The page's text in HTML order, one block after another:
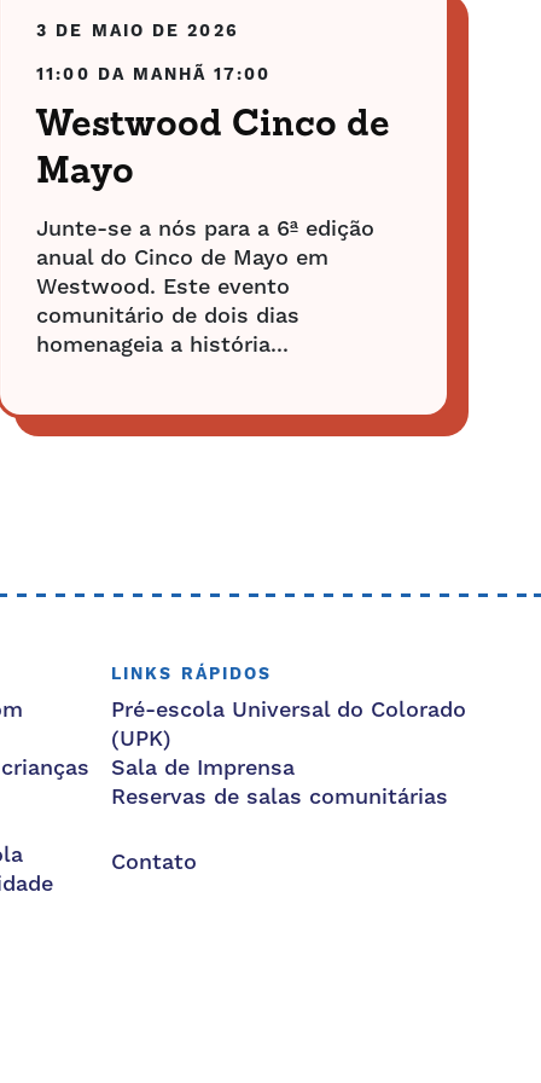
3 DE MAIO DE 2026
11:00 DA MANHÃ 17:00
Westwood Cinco de
Mayo
Junte-se a nós para a 6ª edição
anual do Cinco de Mayo em
Westwood. Este evento
comunitário de dois dias
homenageia a história...
LINKS RÁPIDOS
Pré-escola Universal do Colorado
(UPK)
Sala de Imprensa
Reservas de salas comunitárias
Contato